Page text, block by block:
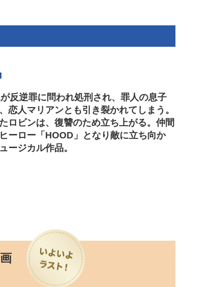
反逆罪に問われ処刑され、罪人の息子
恋人マリアンとも引き裂かれてしまう。
ロビンは、復讐のため立ち上がる。仲間
ーロー「HOOD」となり敵に立ち向か
ージカル作品。